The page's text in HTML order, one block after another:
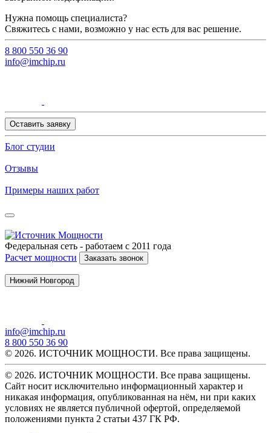
Нужна помощь специалиста?
Свяжитесь с нами, возможно у нас есть для вас решение.
8 800 550 36 90
info@imchip.ru
Оставить заявку
Блог студии
Отзывы
Примеры наших работ
Федеральная сеть - работаем с 2011 года
Расчет мощности
Заказать звонок
Нижний Новгород
info@imchip.ru
8 800 550 36 90
© 2026. ИСТОЧНИК МОЩНОСТИ. Все права защищены.
© 2026. ИСТОЧНИК МОЩНОСТИ. Все права защищены.
Сайт носит исключительно информационный характер и
никакая информация, опубликованная на нём, ни при каких
условиях не является публичной офертой, определяемой
положениями пункта 2 статьи 437 ГК РФ.